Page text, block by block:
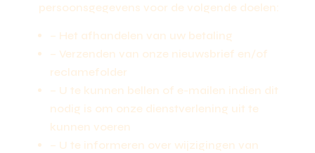
persoonsgegevens voor de volgende doelen:
– Het afhandelen van uw betaling
– Verzenden van onze nieuwsbrief en/of
reclamefolder
– U te kunnen bellen of e-mailen indien dit
nodig is om onze dienstverlening uit te
kunnen voeren
– U te informeren over wijzigingen van